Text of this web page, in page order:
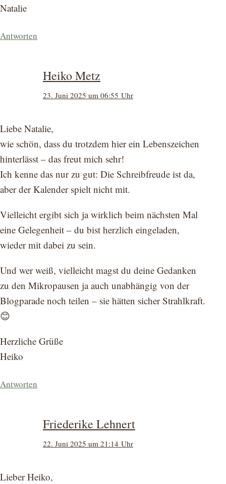
Natalie
Antworten
Heiko Metz
23. Juni 2025 um 06:55 Uhr
Liebe Natalie,
wie schön, dass du trotzdem hier ein Lebenszeichen
hinterlässt – das freut mich sehr!
Ich kenne das nur zu gut: Die Schreibfreude ist da,
aber der Kalender spielt nicht mit.
Vielleicht ergibt sich ja wirklich beim nächsten Mal
eine Gelegenheit – du bist herzlich eingeladen,
wieder mit dabei zu sein.
Und wer weiß, vielleicht magst du deine Gedanken
zu den Mikropausen ja auch unabhängig von der
Blogparade noch teilen – sie hätten sicher Strahlkraft.
😊
Herzliche Grüße
Heiko
Antworten
Friederike Lehnert
22. Juni 2025 um 21:14 Uhr
Lieber Heiko,